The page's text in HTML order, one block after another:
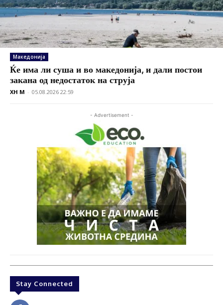
Македонија
Ќе има ли суша и во македонија, и дали постои
закана од недостаток на струја
XH M - 05.08.2026 22:59
- Advertisement -
Stay Connected